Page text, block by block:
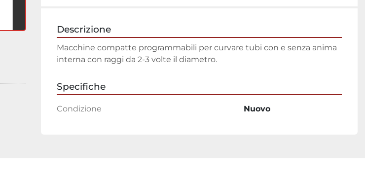
Descrizione
Macchine compatte programmabili per curvare tubi con e senza anima
interna con raggi da 2-3 volte il diametro.
Specifiche
Condizione Nuovo